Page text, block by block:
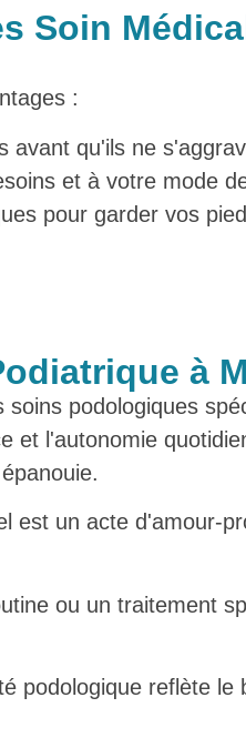
Soin
:
avant qu'ils ne
et à votre mode
pour garder vos
à
podologiques
et l'autonomie
est un acte d'amour-
ou un traitement
podologique reflète